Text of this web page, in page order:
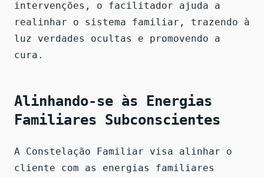
intervenções, o facilitador ajuda a
realinhar o sistema familiar, trazendo à
luz verdades ocultas e promovendo a
cura.
Alinhando-se às Energias
Familiares Subconscientes
A Constelação Familiar visa alinhar o
cliente com as energias familiares